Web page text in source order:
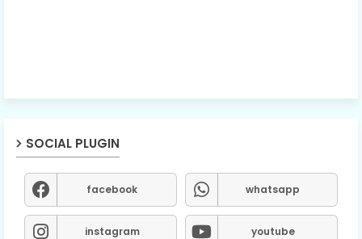
SOCIAL PLUGIN
facebook whatsapp
instagram youtube